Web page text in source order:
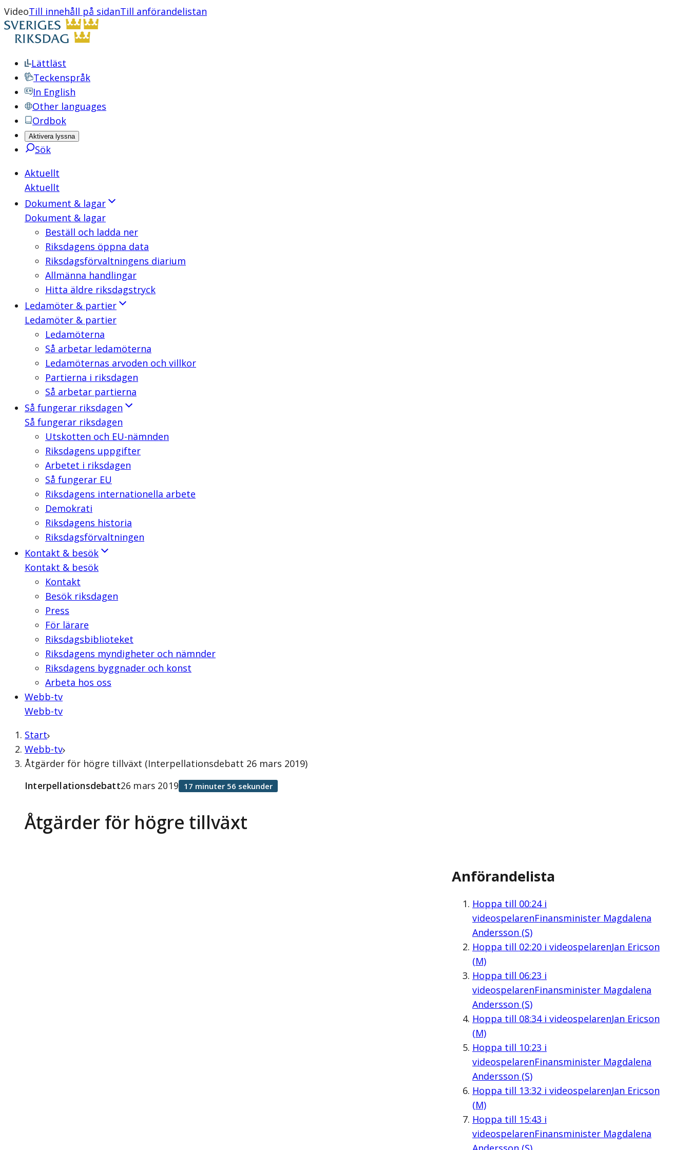
VideoTill innehåll på sidanTill anförandelistan
Lättläst
Teckenspråk
In English
Other languages
Ordbok
Aktivera lyssna
Sök
Aktuellt
Aktuellt
Dokument & lagar
Dokument & lagar
Beställ och ladda ner
Riksdagens öppna data
Riksdagsförvaltningens diarium
Allmänna handlingar
Hitta äldre riksdagstryck
Ledamöter & partier
Ledamöter & partier
Ledamöterna
Så arbetar ledamöterna
Ledamöternas arvoden och villkor
Partierna i riksdagen
Så arbetar partierna
Så fungerar riksdagen
Så fungerar riksdagen
Utskotten och EU-nämnden
Riksdagens uppgifter
Arbetet i riksdagen
Så fungerar EU
Riksdagens internationella arbete
Demokrati
Riksdagens historia
Riksdagsförvaltningen
Kontakt & besök
Kontakt & besök
Kontakt
Besök riksdagen
Press
För lärare
Riksdagsbiblioteket
Riksdagens myndigheter och nämnder
Riksdagens byggnader och konst
Arbeta hos oss
Webb-tv
Webb-tv
Start
Webb-tv
Åtgärder för högre tillväxt (Interpellationsdebatt 26 mars 2019)
Åtgärder för högre tillväxt
Interpellationsdebatt26 mars 2019 17 minuter 56 sekunder
Anförandelista
Hoppa till 00:24i
videospelarenFinansminister Magdalena
Andersson (S)
Hoppa till 02:20i videospelarenJan Ericson
(M)
Hoppa till 06:23 i
videospelarenFinansminister Magdalena
Andersson (S)
Hoppa till 08:34i videospelarenJan Ericson
(M)
Hoppa till 10:23 i
videospelarenFinansminister Magdalena
Andersson (S)
Hoppa till 13:32 i videospelarenJan Ericson
(M)
Hoppa till 15:43 i
videospelarenFinansminister Magdalena